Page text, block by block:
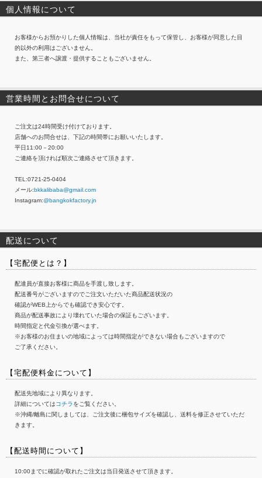
個人情報について
お客様からお預かりした個人情報は、当社が責任をもって保管し、お客様が同意した目
的以外の利用はございません。
また、第三者へ譲渡・提供することもございません。
営業時間とお問合せについて
ご注文は24時間受け付けております。
店舗へのお問合せは、下記の時間帯にお願いいたします。
平日11:00－20:00
ご連絡を頂ければ順次ご連絡させて頂きます。
TEL:0721-25-0404
メール:bkkalibaba@gmail.com
Instagram:@bangkokfactory.jn
配送について
【宅配便とは？】
配達員が直接お客様に商品を手渡し致します。
配送番号がございますのでご注文いただいた商品配送状況の
確認がWEB上からでも確認でき安心です。
商品が配送事故により壊れていた場合の保証もございます。
時間指定と代金引換が選べます。
※お客様のお住まいの地域によっては時間指定ができない場合もございますので
ご了承ください。
【宅配便料金について】
配送先地域により異なります。
詳細についてはコチラをご覧ください。
※沖縄/離島に関しましては、ご注文後に梱包サイズを確認し、送料を修正させていただ
きます。
【配送時間について】
10:00までに確認が取れたご注文は当日発送させて頂きます。